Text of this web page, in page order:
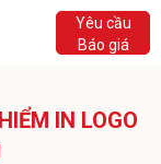
Yêu cầu
Báo giá
IN LOGO